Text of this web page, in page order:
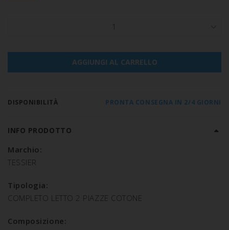
1
AGGIUNGI AL CARRELLO
DISPONIBILITÀ PRONTA CONSEGNA IN 2/4 GIORNI
INFO PRODOTTO
Marchio:
TESSIER
Tipologia:
COMPLETO LETTO 2 PIAZZE COTONE
Composizione: